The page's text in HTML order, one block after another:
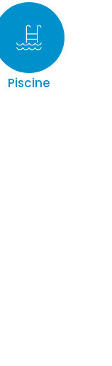
Piscine